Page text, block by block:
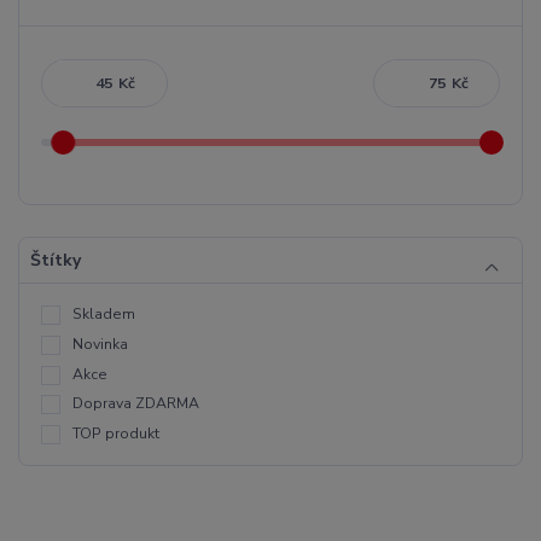
Kč Kč
Štítky
Skladem
Novinka
Akce
Doprava ZDARMA
TOP produkt